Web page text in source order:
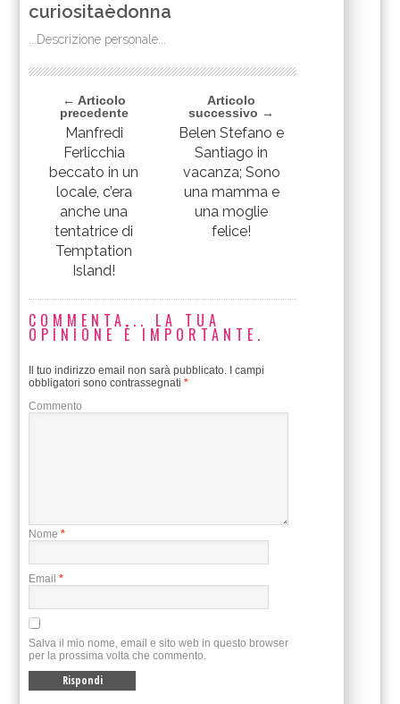
curiositaèdonna
...Descrizione personale...
← Articolo
precedente
Manfredi
Ferlicchia
beccato in un
locale, c’era
anche una
tentatrice di
Temptation
Island!
Articolo
successivo →
Belen Stefano e
Santiago in
vacanza; Sono
una mamma e
una moglie
felice!
COMMENTA... LA TUA
OPINIONE È IMPORTANTE.
Il tuo indirizzo email non sarà pubblicato. I campi
obbligatori sono contrassegnati*
Commento
Nome *
Email *
Salva il mio nome, email e sito web in questo browser
per la prossima volta che commento.